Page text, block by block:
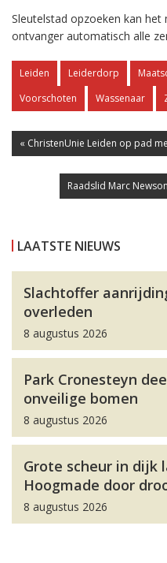
Sleutelstad opzoeken kan
ontvanger automatisch alle
Leiden Leiderdorp
Voorschoten
Wassenaar
« ChristenUnie Leiden op pad
Raadslid Marc
LAATSTE NIEUWS
Slachtoffer
overleden
8 augustus 2026
Park Cronesteyn
onveilige bomen
8 augustus 2026
Grote scheur in dijk
Hoogmade door
8 augustus 2026